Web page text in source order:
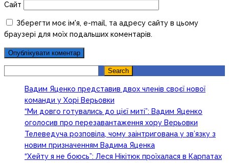
Сайт
Зберегти моє ім'я, e-mail, та адресу сайту в цьому
браузері для моїх подальших коментарів.
Search
Вадим Яценко представив двох членів своєї нової
команди у Хорі Верьовки
“Ми довго готувались до цієї миті”: Вадим Яценко
оголосив про перезавантаження хору Верьовки
Телеведуча розповіла, чому заінтригована у зв’язку з
новим призначенням Вадима Яценка
“Хейту я не боюсь”: Леся Нікітюк проїхалася в Карпатах